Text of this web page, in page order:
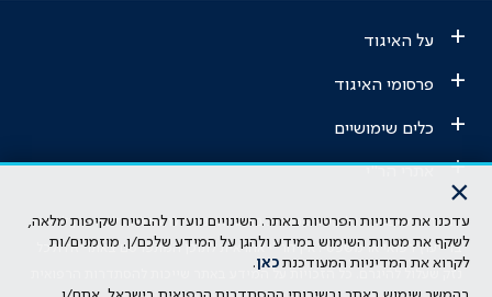
+ על האיגוד
+ פרסומי האיגוד
+ כלים שימושיים
+
הבהרה משפטית: כל נושא המופיע באתר זה נועד להשכלה בלבד ואין לראות
בו ייעוץ רפואי או משפטי. אין הר"י אחראית לתוכן המתפרסם באתר זה ולכל
נזק שעלול להיגרם. כל הזכויות על המידע באתר שייכות להסתדרות הרפואית
×
עדכנו את מדיניות הפרטיות באתר. השינויים נועדו להבטיח שקיפות מלאה,
לשקף את מטרות השימוש במידע ולהגן על המידע שלכם/ן. מוזמנים/ות
לקרוא את המדיניות המעודכנת כאן.